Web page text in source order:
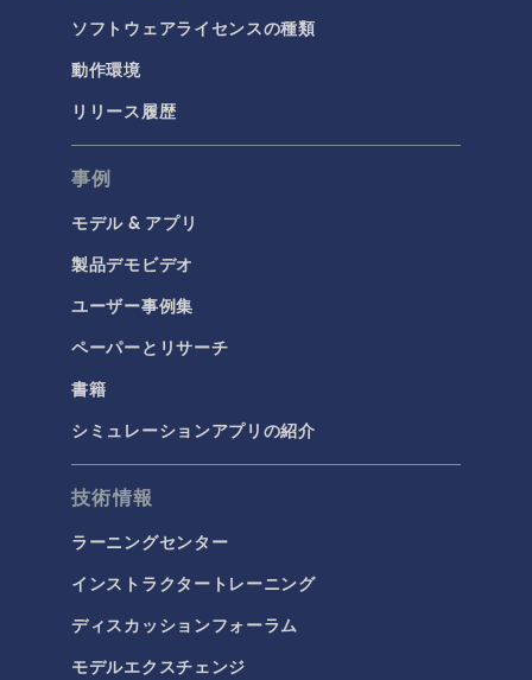
ソフトウェアライセンスの種類
動作環境
リリース履歴
事例
モデル & アプリ
製品デモビデオ
ユーザー事例集
ペーパーとリサーチ
書籍
シミュレーションアプリの紹介
技術情報
ラーニングセンター
インストラクタートレーニング
ディスカッションフォーラム
モデルエクスチェンジ